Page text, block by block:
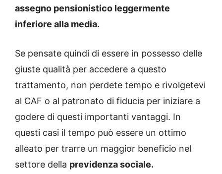
assegno pensionistico leggermente
inferiore alla media.
Se pensate quindi di essere in possesso delle
giuste qualità per accedere a questo
trattamento, non perdete tempo e rivolgetevi
al CAF o al patronato di fiducia per iniziare a
godere di questi importanti vantaggi. In
questi casi il tempo può essere un ottimo
alleato per trarre un maggior beneficio nel
settore della previdenza sociale.